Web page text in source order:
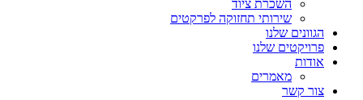
השכרת ציוד
שירותי תחזוקה לפרקטים
הגוונים שלנו
פרויקטים שלנו
אודות
מאמרים
צור קשר